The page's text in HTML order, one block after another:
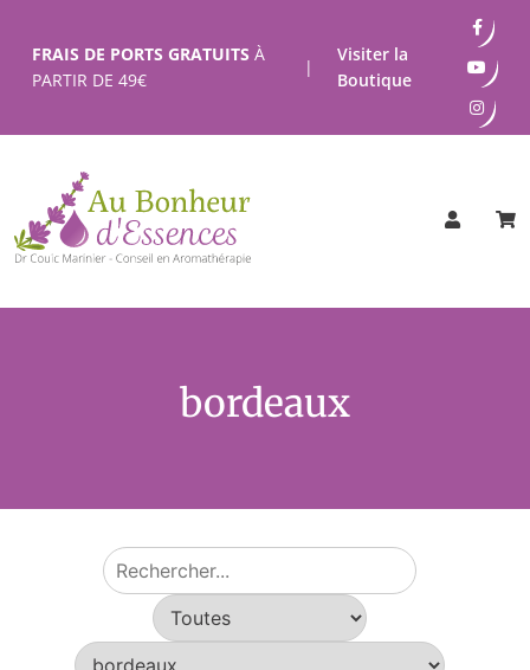
contenu
FRAIS DE PORTS GRATUITS À
PARTIR DE 49€
|
Visiter la
Boutique
bordeaux